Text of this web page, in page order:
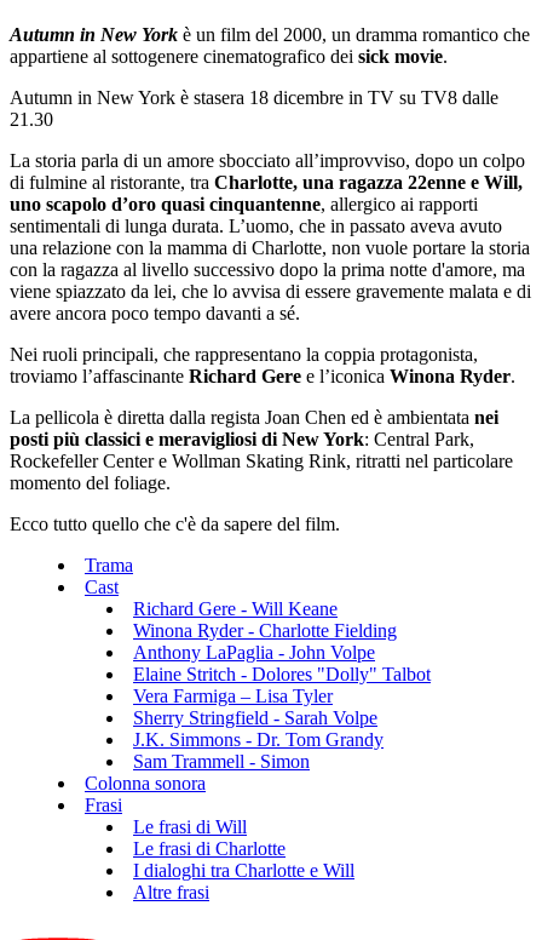
Autumn in New York è un film del 2000, un dramma romantico che
appartiene al sottogenere cinematografico dei sick movie.
Autumn in New York è stasera 18 dicembre in TV su TV8 dalle
21.30
La storia parla di un amore sbocciato all’improvviso, dopo un colpo
di fulmine al ristorante, tra Charlotte, una ragazza 22enne e Will,
uno scapolo d’oro quasi cinquantenne, allergico ai rapporti
sentimentali di lunga durata. L’uomo, che in passato aveva avuto
una relazione con la mamma di Charlotte, non vuole portare la storia
con la ragazza al livello successivo dopo la prima notte d'amore, ma
viene spiazzato da lei, che lo avvisa di essere gravemente malata e di
avere ancora poco tempo davanti a sé.
Nei ruoli principali, che rappresentano la coppia protagonista,
troviamo l’affascinante Richard Gere e l’iconica Winona Ryder.
La pellicola è diretta dalla regista Joan Chen ed è ambientata nei
posti più classici e meravigliosi di New York: Central Park,
Rockefeller Center e Wollman Skating Rink, ritratti nel particolare
momento del foliage.
Ecco tutto quello che c'è da sapere del film.
Trama
Cast
Richard Gere - Will Keane
Winona Ryder - Charlotte Fielding
Anthony LaPaglia - John Volpe
Elaine Stritch - Dolores "Dolly" Talbot
Vera Farmiga – Lisa Tyler
Sherry Stringfield - Sarah Volpe
J.K. Simmons - Dr. Tom Grandy
Sam Trammell - Simon
Colonna sonora
Frasi
Le frasi di Will
Le frasi di Charlotte
I dialoghi tra Charlotte e Will
Altre frasi